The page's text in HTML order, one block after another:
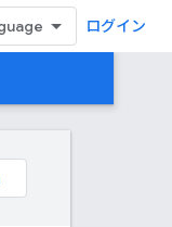
ログイン